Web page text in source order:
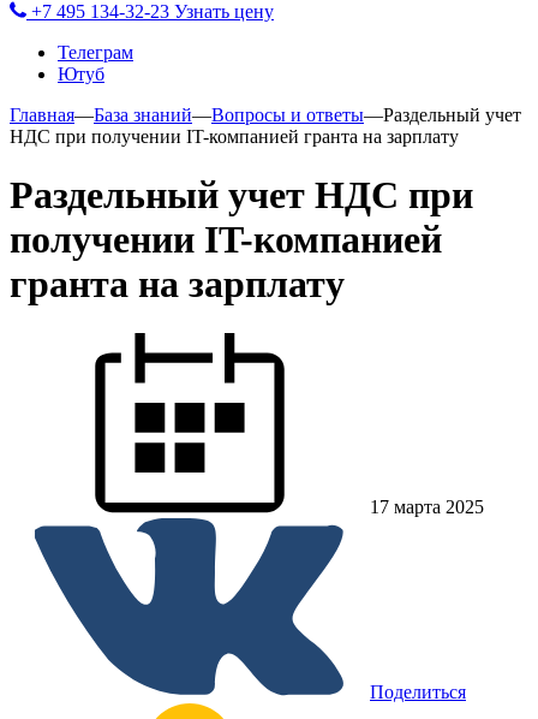
+7 495 134-32-23 Узнать цену
Телеграм
Ютуб
Главная—База знаний—Вопросы и ответы—Раздельный учет
НДС при получении IT-компанией гранта на зарплату
Раздельный учет НДС при
получении IT-компанией
гранта на зарплату
17 марта 2025
Поделиться